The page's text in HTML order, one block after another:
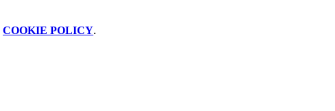
COOKIE POLICY.